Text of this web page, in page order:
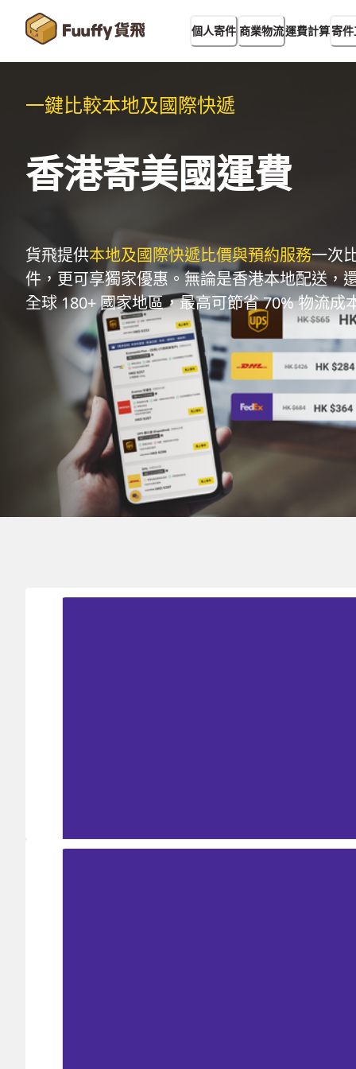
個人寄件 商業物流運費計算寄
一鍵比較本地及國際快遞
香港寄美國運費
貨飛提供本地及國際快遞比價與預約服務一次
件，更可享獨家優惠。無論是香港本地配送，
全球 180+ 國家地區，最高可節省 70% 物流成